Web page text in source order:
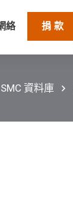
絡 捐 款
SMC 資料庫